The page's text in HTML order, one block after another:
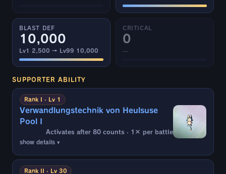
BLAST DEF
10,000
Lv1 2,500 → Lv99 10,000
CRITICAL
0
—
SUPPORTER ABILITY
Rank I · Lv 1
Verwandlungstechnik von Heulsuse
Pool I
Activates after 80 counts · 1× per battle
show details ▾
▼Effektziel:
Rank II · Lv 30